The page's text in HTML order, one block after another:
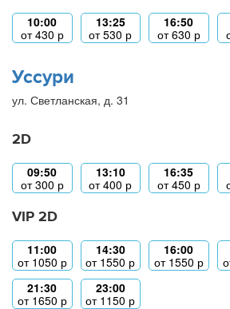
10:00
от430 р
13:25
от530 р
16:50
от630 р
Уссури
ул. Светланская, д. 31
2D
09:50
от300 р
13:10
от400 р
16:35
от450 р
VIP 2D
11:00
от 1050 р
14:30
от 1550 р
16:00
от 1550 р
21:30
от 1650 р
23:00
от 1150 р